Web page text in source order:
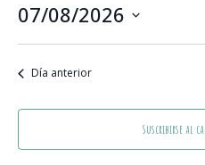
07/08/2026
fecha.
Día anterior
Suscribirse al